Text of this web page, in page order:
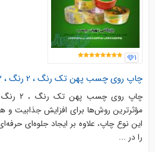
1
چاپ روی چسب پهن تک رنگ ، 2 رنگ ، 3 رنگ کریستال
مؤثرترین روش‌ها برای افزایش جذابیت
این نوع چاپ، علاوه بر ایجاد جلوه‌ای
را در ...